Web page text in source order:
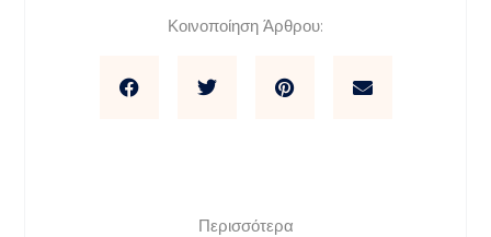
Κοινοποίηση Άρθρου:
Περισσότερα